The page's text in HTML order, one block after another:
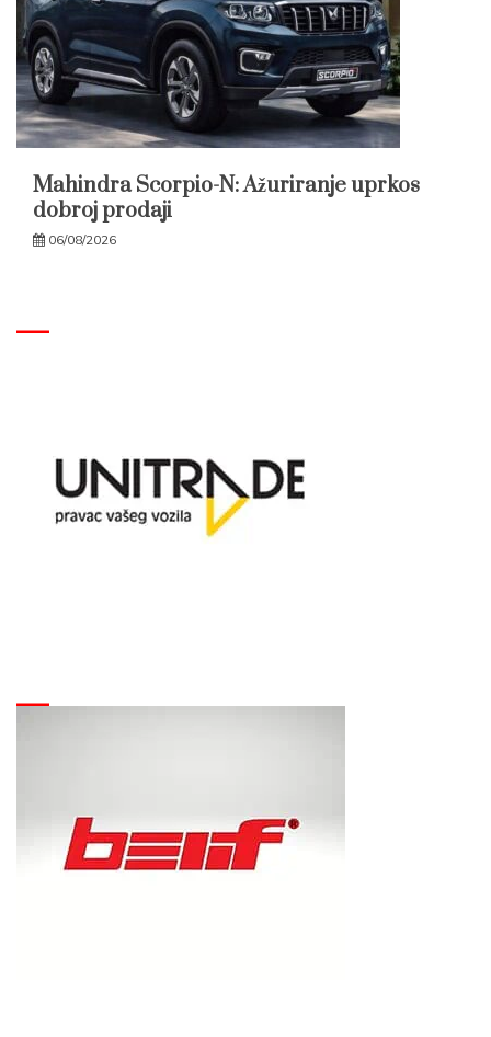
Mahindra Scorpio-N: Ažuriranje uprkos
dobroj prodaji
06/08/2026